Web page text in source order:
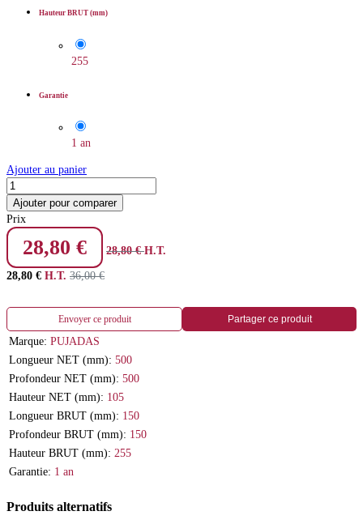
Hauteur BRUT (mm)
255
Garantie
1 an
Ajouter au panier
Ajouter pour comparer
Prix
28,80 € 28,80€ H.T.
28,80 € H.T. 36,00€
Envoyer ce produit Partager ce produit
Marque: PUJADAS
Longueur NET (mm): 500
Profondeur NET (mm): 500
Hauteur NET (mm): 105
Longueur BRUT (mm): 150
Profondeur BRUT (mm): 150
Hauteur BRUT (mm): 255
Garantie: 1 an
Produits alternatifs